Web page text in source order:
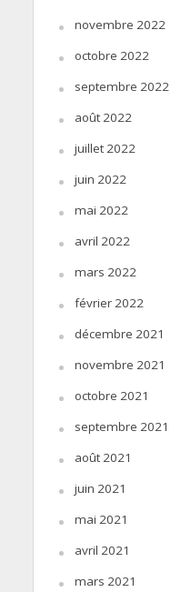
novembre 2022
octobre 2022
septembre 2022
août 2022
juillet 2022
juin 2022
mai 2022
avril 2022
mars 2022
février 2022
décembre 2021
novembre 2021
octobre 2021
septembre 2021
août 2021
juin 2021
mai 2021
avril 2021
mars 2021